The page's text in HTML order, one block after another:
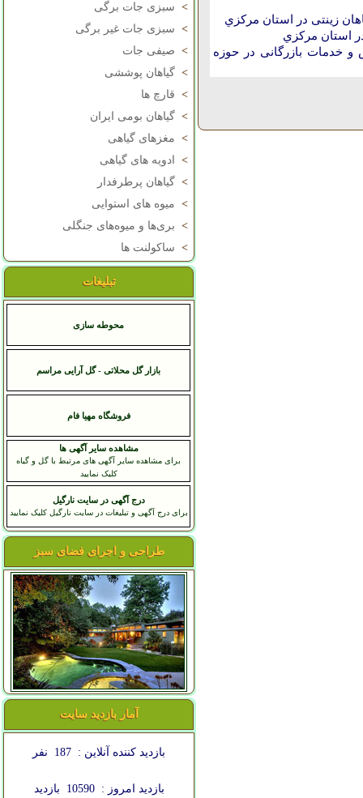
> سبزی جات برگی
> سبزی جات غیر برگی
> صیفی جات
> گیاهان پوششی
> قارچ ها
> گیاهان بومی ایران
> مغزهای گیاهی
>
ادویه های گیاهی
> گیاهان پرطرفدار
> میوه های استوایی
> بری‌ها و میوه‌های جنگلی
> ساکولنت ها
تبلیغات
محوطه سازی
بازار گل محلاتی - گل آرایی مراسم
فروشگاه مهيا فام
مشاهده سایر آگهی ها
برای مشاهده سایر آگهی های مرتبط با گل و گیاه
کلیک نمایید
درج آگهی در سایت نارگیل
برای درج آگهی و تبلیغات در سایت نارگیل کلیک نمایید
طراحی و اجرای فضای سبز
آمار بازدید سایت
بازدید کننده آنلاین : 187 نفر
بازدید امروز : 10590 بازدید
زینتی در استان مركزي
استان مركزي
خدمات بازرگانی در حوزه